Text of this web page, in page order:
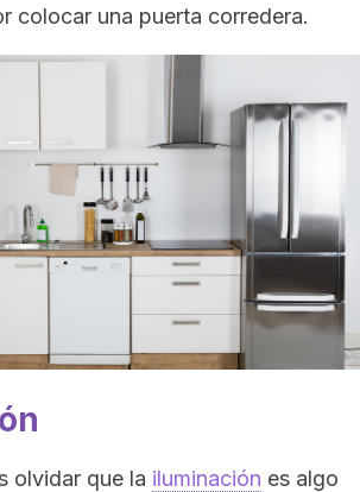
colocar una puerta corredera.
olvidar que la iluminación es algo